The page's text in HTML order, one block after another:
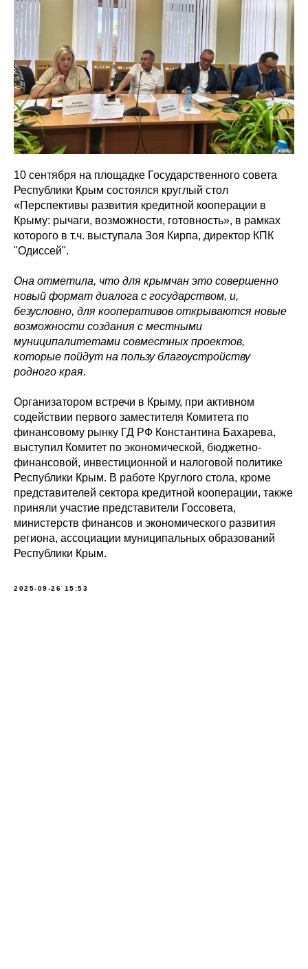
10 сентября на площадке Государственного совета
Республики Крым состоялся круглый стол
«Перспективы развития кредитной кооперации в
Крыму: рычаги, возможности, готовность», в рамках
которого в т.ч. выступала Зоя Кирпа, директор КПК
"Одиссей".
Она отметила, что для крымчан это совершенно
новый формат диалога с государством, и,
безусловно, для кооперативов открываются новые
возможности создания с местными
муниципалитетами совместных проектов,
которые пойдут на пользу благоустройству
родного края.
Организатором встречи в Крыму, при активном
содействии первого заместителя Комитета по
финансовому рынку ГД РФ Константина Бахарева,
выступил Комитет по экономической, бюджетно-
финансовой, инвестиционной и налоговой политике
Республики Крым. В работе Круглого стола, кроме
представителей сектора кредитной кооперации, также
приняли участие представители Госсовета,
министерств финансов и экономического развития
региона, ассоциации муниципальных образований
Республики Крым.
2025-09-26 15:53